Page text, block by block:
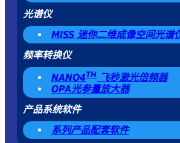
光谱仪
MISS 迷你二维成像空间光谱
频率转换仪
NANO4TH 飞秒激光倍频器
OPA光参量放大器
产品系统软件
系列产品配套软件